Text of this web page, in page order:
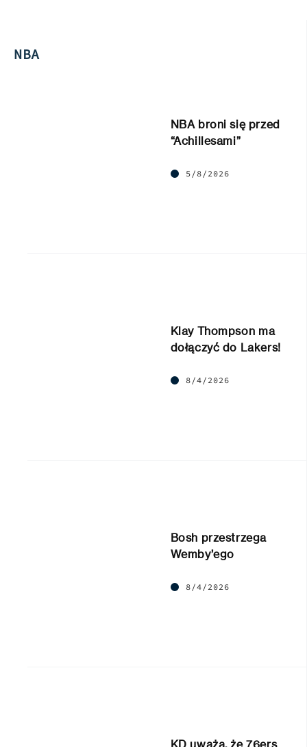
NBA
NBA broni się przed
“Achillesami”
5/8/2026
Klay Thompson ma
dołączyć do Lakers!
8/4/2026
Bosh przestrzega
Wemby’ego
8/4/2026